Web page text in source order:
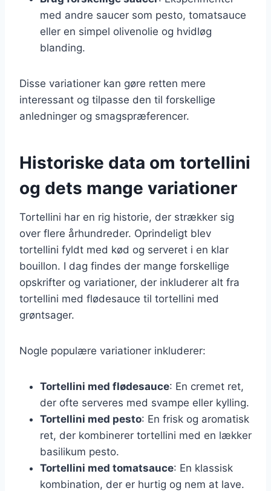
med andre saucer som pesto, tomatsauce
eller en simpel olivenolie og hvidløg
blanding.
Disse variationer kan gøre retten mere
interessant og tilpasse den til forskellige
anledninger og smagspræferencer.
Historiske data om tortellini
og dets mange variationer
Tortellini har en rig historie, der strækker sig
over flere århundreder. Oprindeligt blev
tortellini fyldt med kød og serveret i en klar
bouillon. I dag findes der mange forskellige
opskrifter og variationer, der inkluderer alt fra
tortellini med flødesauce til tortellini med
grøntsager.
Nogle populære variationer inkluderer:
Tortellini med flødesauce: En cremet ret,
der ofte serveres med svampe eller kylling.
Tortellini med pesto: En frisk og aromatisk
ret, der kombinerer tortellini med en lækker
basilikum pesto.
Tortellini med tomatsauce: En klassisk
kombination, der er hurtig og nem at lave.